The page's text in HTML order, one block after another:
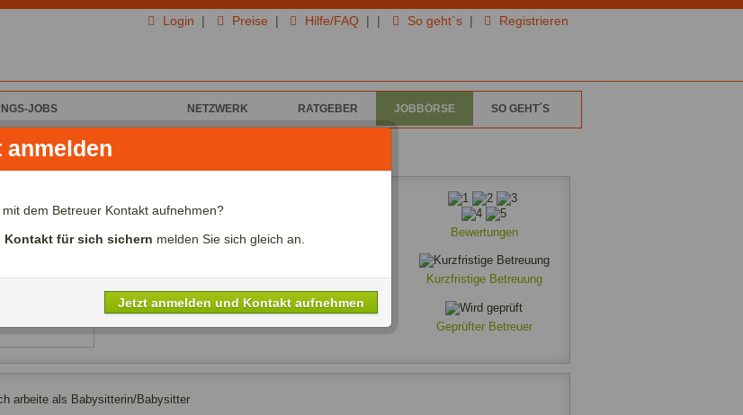
Login | Preise | Hilfe/FAQ | | So geht`s | Registrieren
JOBS SO GEHT´S
JOBBÖRSE
RATGEBER
NETZWERK
Kinderbetreuung
Alter:
Jahre
Referenzen:
nein
Sprachen:
Bewertungen
Kurzfristige Betreuung
Geprüfter Betreuer
arbeite als Babysitterin/Babysitter
anmelden
dem Betreuer Kontakt aufnehmen?
Kontakt für sich sichern melden Sie sich gleich an.
Jetzt anmelden und Kontakt aufnehmen